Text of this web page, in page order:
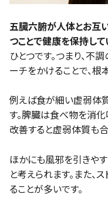
五臓六腑が人体とお互
つことで健康を保持して
ひとつです。つまり、不
ーチをかけることで、根
例えば食が細い虚弱体
す。脾臓は食べ物を消
改善すると虚弱体質も合
ほかにも風邪を引きや
と考えられます。また、
ることが多いです。